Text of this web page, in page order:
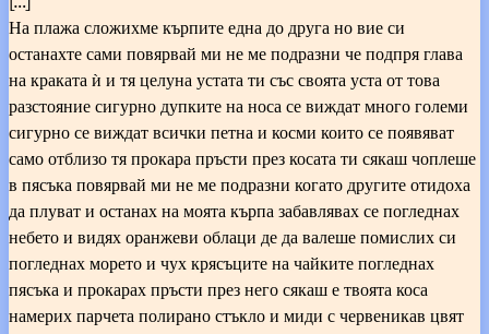
На плажа сложихме кърпите една до друга но вие си
останахте сами повярвай ми не ме подразни че подпря глава
на краката ѝ и тя целуна устата ти със своята уста от това
разстояние сигурно дупките на носа се виждат много големи
сигурно се виждат всички петна и косми които се появяват
само отблизо тя прокара пръсти през косата ти сякаш чоплеше
в пясъка повярвай ми не ме подразни когато другите отидоха
да плуват и останах на моята кърпа забавлявах се погледнах
небето и видях оранжеви облаци де да валеше помислих си
погледнах морето и чух крясъците на чайките погледнах
пясъка и прокарах пръсти през него сякаш е твоята коса
намерих парчета полирано стъкло и миди с червеникав цвят